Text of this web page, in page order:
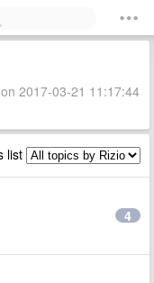
2017-03-21 11:17:44
list
4